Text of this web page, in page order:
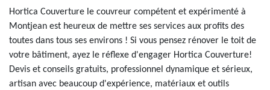
Hortica Couverture le couvreur compétent et expérimenté à
Montjean est heureux de mettre ses services aux profits des
toutes dans tous ses environs ! Si vous pensez rénover le toit de
votre bâtiment, ayez le réflexe d'engager Hortica Couverture!
Devis et conseils gratuits, professionnel dynamique et sérieux,
artisan avec beaucoup d'expérience, matériaux et outils